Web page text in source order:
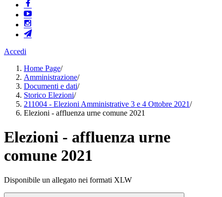
Accedi
Home Page/
Amministrazione/
Documenti e dati/
Storico Elezioni/
211004 - Elezioni Amministrative 3 e 4 Ottobre 2021/
Elezioni - affluenza urne comune 2021
Elezioni - affluenza urne
comune 2021
Disponibile un allegato nei formati XLW